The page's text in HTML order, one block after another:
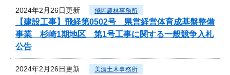
2024年2月26日更新 飛騨農林事務所
【建設工事】飛経第0502号 県営経営体育成基盤整備
事業 杉崎1期地区 第1号工事に関する一般競争入札
公告
2024年2月26日更新 美濃土木事務所